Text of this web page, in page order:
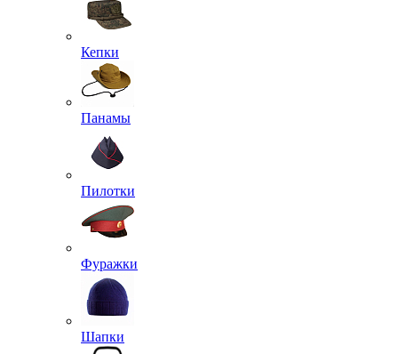
Кепки
Панамы
Пилотки
Фуражки
Шапки